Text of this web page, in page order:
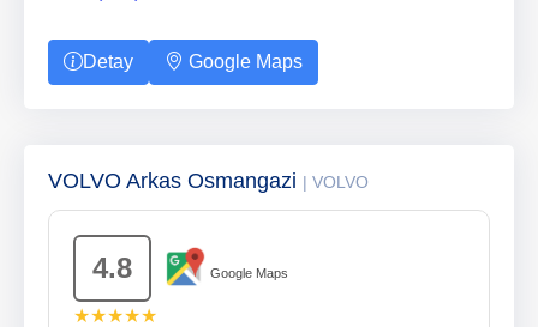
Detay Google Maps
VOLVO Arkas Osmangazi | VOLVO
4.8 Google Maps
★★★★★